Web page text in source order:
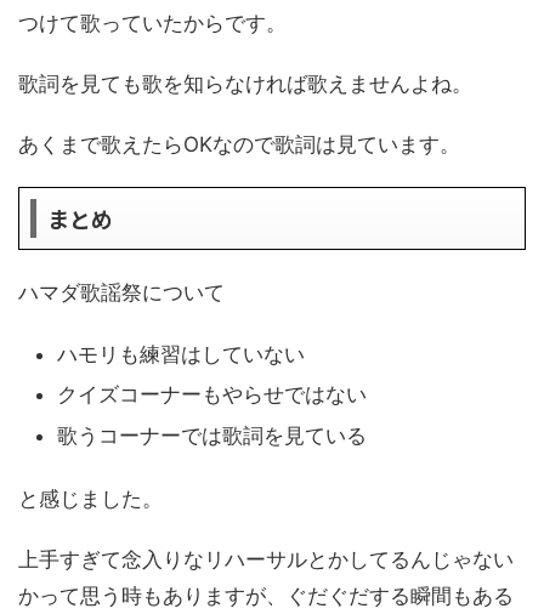
つけて歌っていたからです。
歌詞を見ても歌を知らなければ歌えませんよね。
あくまで歌えたらOKなので歌詞は見ています。
まとめ
ハマダ歌謡祭について
ハモリも練習はしていない
クイズコーナーもやらせではない
歌うコーナーでは歌詞を見ている
と感じました。
上手すぎて念入りなリハーサルとかしてるんじゃない
かって思う時もありますが、ぐだぐだする瞬間もある